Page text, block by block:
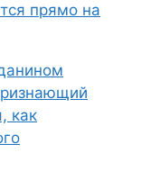
прямо на
как